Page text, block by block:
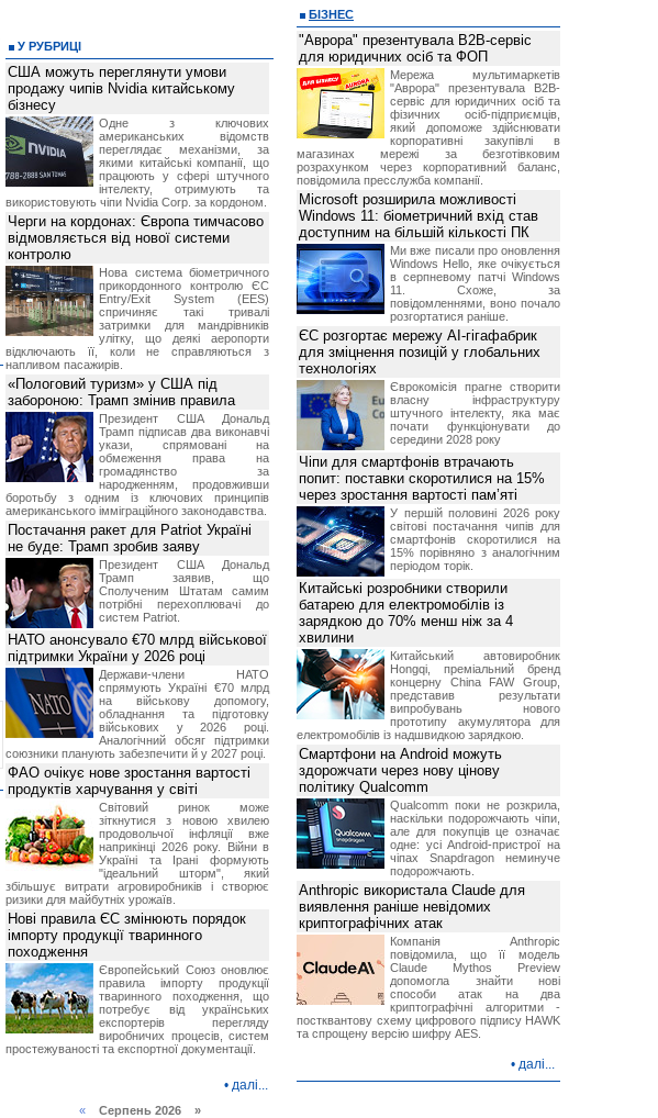
У РУБРИЦІ
США можуть переглянути умови
продажу чипів Nvidia китайському
бізнесу
Одне з ключових
американських відомств
переглядає механізми, за
якими китайські компанії, що
працюють у сфері штучного
інтелекту, отримують та
використовують чіпи Nvidia Corp. за кордоном.
Черги на кордонах: Європа тимчасово
відмовляється від нової системи
контролю
Нова система біометричного
прикордонного контролю ЄС
Entry/Exit System (EES)
спричиняє такі тривалі
затримки для мандрівників
улітку, що деякі аеропорти
відключають її, коли не справляються з
напливом пасажирів.
«Пологовий туризм» у США під
забороною: Трамп змінив правила
Президент США Дональд
Трамп підписав два виконавчі
укази, спрямовані на
обмеження права на
громадянство за
народженням, продовживши
боротьбу з одним із ключових принципів
американського імміграційного законодавства.
Постачання ракет для Patriot Україні
не буде: Трамп зробив заяву
Президент США Дональд
Трамп заявив, що
Сполученим Штатам самим
потрібні перехоплювачі до
систем Patriot.
НАТО анонсувало €70 млрд військової
підтримки України у 2026 році
Держави-члени НАТО
спрямують Україні €70 млрд
на військову допомогу,
обладнання та підготовку
військових у 2026 році.
Аналогічний обсяг підтримки
союзники планують забезпечити й у 2027 році.
ФАО очікує нове зростання вартості
продуктів харчування у світі
Світовий ринок може
зіткнутися з новою хвилею
продовольчої інфляції вже
наприкінці 2026 року. Війни в
Україні та Ірані формують
"ідеальний шторм", який
збільшує витрати агровиробників і створює
ризики для майбутніх урожаїв.
Нові правила ЄС змінюють порядок
імпорту продукції тваринного
походження
Європейський Союз оновлює
правила імпорту продукції
тваринного походження, що
потребує від українських
експортерів перегляду
виробничих процесів, систем
простежуваності та експортної документації.
• далі...
«Серпень 2026 »
БІЗНЕС
"Аврора" презентувала B2B-сервіс
для юридичних осіб та ФОП
Мережа мультимаркетів
"Аврора" презентувала B2B-
сервіс для юридичних осіб та
фізичних осіб-підприємців,
який допоможе здійснювати
корпоративні закупівлі в
магазинах мережі за безготівковим
розрахунком через корпоративний баланс,
повідомила пресслужба компанії.
Microsoft розширила можливості
Windows 11: біометричний вхід став
доступним на більшій кількості ПК
Ми вже писали про оновлення
Windows Hello, яке очікується
в серпневому патчі Windows
11. Схоже, за
повідомленнями, воно почало
розгортатися раніше.
ЄС розгортає мережу AI-гігафабрик
для зміцнення позицій у глобальних
технологіях
Єврокомісія прагне створити
власну інфраструктуру
штучного інтелекту, яка має
почати функціонувати до
середини 2028 року
Чіпи для смартфонів втрачають
попит: поставки скоротилися на 15%
через зростання вартості пам’яті
У першій половині 2026 року
світові постачання чипів для
смартфонів скоротилися на
15% порівняно з аналогічним
періодом торік.
Китайські розробники створили
батарею для електромобілів із
зарядкою до 70% менш ніж за 4
хвилини
Китайський автовиробник
Hongqi, преміальний бренд
концерну China FAW Group,
представив результати
випробувань нового
прототипу акумулятора для
електромобілів із надшвидкою зарядкою.
Смартфони на Android можуть
здорожчати через нову цінову
політику Qualcomm
Qualcomm поки не розкрила,
наскільки подорожчають чіпи,
але для покупців це означає
одне: усі Android-пристрої на
чіпах Snapdragon неминуче
подорожчають.
Anthropic використала Claude для
виявлення раніше невідомих
криптографічних атак
Компанія Anthropic
повідомила, що її модель
Claude Mythos Preview
допомогла знайти нові
способи атак на два
криптографічні алгоритми -
постквантову схему цифрового підпису HAWK
та спрощену версію шифру AES.
• далі...